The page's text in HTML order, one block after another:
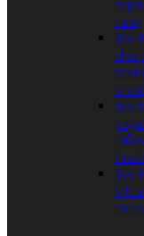
rany